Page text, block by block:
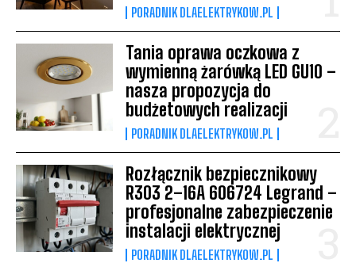
PORADNIK DLAELEKTRYKOW.PL
Tania oprawa oczkowa z
wymienną żarówką LED GU10 –
nasza propozycja do
budżetowych realizacji
PORADNIK DLAELEKTRYKOW.PL
Rozłącznik bezpiecznikowy
R303 2–16A 606724 Legrand –
profesjonalne zabezpieczenie
instalacji elektrycznej
PORADNIK DLAELEKTRYKOW.PL